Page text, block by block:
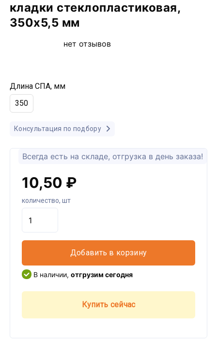
кладки стеклопластиковая,
350х5,5 мм
нет отзывов
Длина СПА, мм
350
Консультация по подбору
Всегда есть на складе, отгрузка в день заказа!
10,50 ₽
количество, шт
Добавить в корзину
В наличии, отгрузим сегодня
Купить сейчас